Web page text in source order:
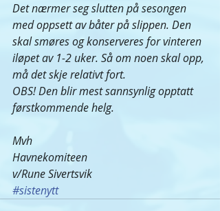
Det nærmer seg slutten på sesongen
med oppsett av båter på slippen. Den
skal smøres og konserveres for vinteren
iløpet av 1-2 uker. Så om noen skal opp,
må det skje relativt fort.
OBS! Den blir mest sannsynlig opptatt
førstkommende helg.
Mvh
Havnekomiteen
v/Rune Sivertsvik
#sistenytt